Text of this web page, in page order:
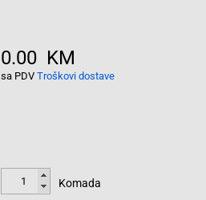
0.00 KM
sa PDV Troškovi dostave
Komada